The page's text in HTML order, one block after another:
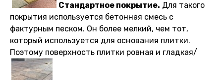
Стандартное покрытие. Для такого
покрытия используется бетонная смесь с
фактурным песком. Он более мелкий, чем тот,
который используется для основания плитки.
Поэтому поверхность плитки ровная и гладкая/